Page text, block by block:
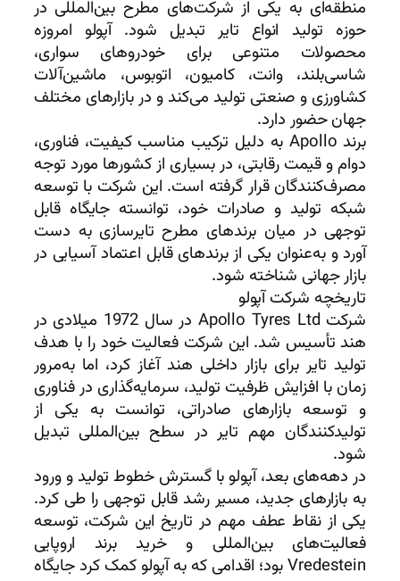
منطقه‌ای به یکی از شرکت‌های مطرح بین‌المللی در
حوزه تولید انواع تایر تبدیل شود. آپولو امروزه
محصولات متنوعی برای خودروهای سواری،
شاسی‌بلند، وانت، کامیون، اتوبوس، ماشین‌آلات
کشاورزی و صنعتی تولید می‌کند و در بازارهای مختلف
جهان حضور دارد.
برند Apollo به دلیل ترکیب مناسب کیفیت، فناوری،
دوام و قیمت رقابتی، در بسیاری از کشورها مورد توجه
مصرف‌کنندگان قرار گرفته است. این شرکت با توسعه
شبکه تولید و صادرات خود، توانسته جایگاه قابل
توجهی در میان برندهای مطرح تایرسازی به دست
آورد و به‌عنوان یکی از برندهای قابل اعتماد آسیایی در
بازار جهانی شناخته شود.
تاریخچه شرکت آپولو
شرکت Apollo Tyres Ltd در سال 1972 میلادی در
هند تأسیس شد. این شرکت فعالیت خود را با هدف
تولید تایر برای بازار داخلی هند آغاز کرد، اما به‌مرور
زمان با افزایش ظرفیت تولید، سرمایه‌گذاری در فناوری
و توسعه بازارهای صادراتی، توانست به یکی از
تولیدکنندگان مهم تایر در سطح بین‌المللی تبدیل
شود.
در دهه‌های بعد، آپولو با گسترش خطوط تولید و ورود
به بازارهای جدید، مسیر رشد قابل توجهی را طی کرد.
یکی از نقاط عطف مهم در تاریخ این شرکت، توسعه
فعالیت‌های بین‌المللی و خرید برند اروپایی
Vredestein بود؛ اقدامی که به آپولو کمک کرد جایگاه